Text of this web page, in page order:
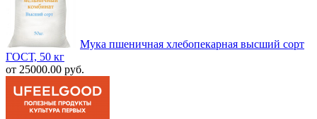
Мука пшеничная хлебопекарная высший сорт
ГОСТ, 50 кг
от 25000.00 руб.